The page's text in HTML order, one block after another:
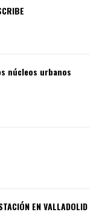
núcleos urbanos
EN VALLADOLID